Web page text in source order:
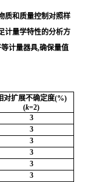
质和质量控制对照样
计量学特性的分析方
计量器具,确保量值
对扩展不确定度(%)
(k=2)
3
3
3
3
3
3